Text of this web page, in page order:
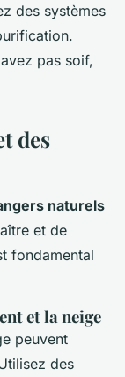
des systèmes
pas soif,
des
naturels
et de
fondamental
et la neige
peuvent
des